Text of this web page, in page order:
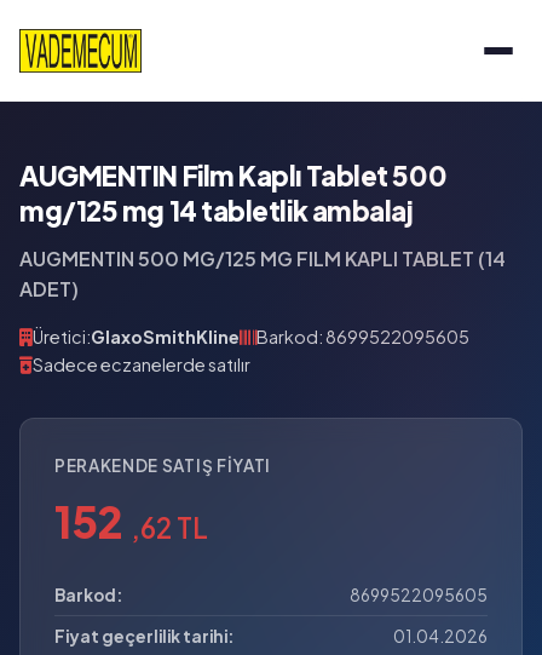
AUGMENTIN Film Kaplı Tablet 500
mg/125 mg 14 tabletlik ambalaj
AUGMENTIN 500 MG/125 MG FILM KAPLI TABLET (14
ADET)
Üretici:GlaxoSmithKline
Barkod: 8699522095605
Sadece eczanelerde satılır
PERAKENDE SATIŞ FIYATI
152 ,62 TL
Barkod:
8699522095605
Fiyat geçerlilik tarihi:
01.04.2026